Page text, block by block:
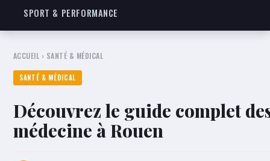
SPORT & PERFORMANCE
ACCUEIL › SANTÉ & MÉDICAL
SANTÉ & MÉDICAL
Découvrez le guide complet
médecine à Rouen